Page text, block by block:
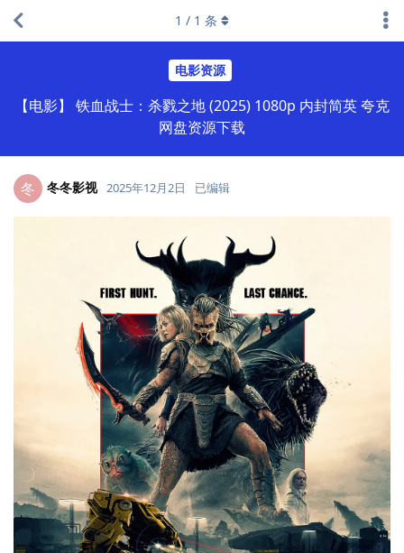
电影资源
【电影】 铁血战士：杀戮之地 (2025) 1080p 内封简英 夸克
网盘资源下载
1 / 1 条
冬 冬冬影视 2025年12月2日 已编辑